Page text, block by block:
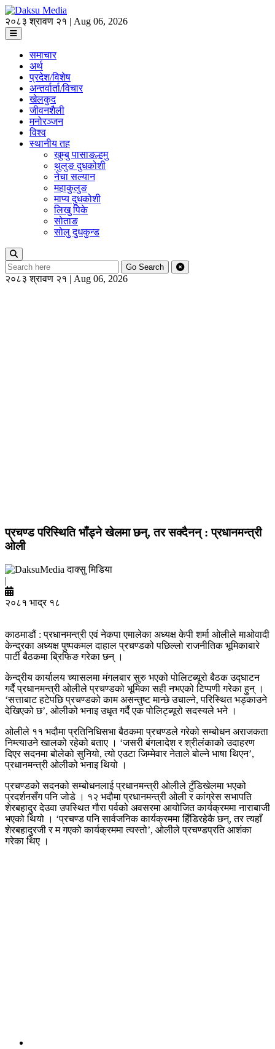
२०८३ श्रावण २१ | Aug 06, 2026
समाचार
अर्थ
प्रदेश/विशेष
अन्तर्वार्ता/विचार
खेलकुद
जीवनशैली
मनोरञ्जन
विश्व
स्थानीय तह
खुम्बु पासाङल्हमु
थुलुङ दुधकोशी
नेचा सल्यान
महाकुलुङ
माप्य दुधकोशी
लिखु पिके
सोताङ
सोलु दुधकुन्ड
Go Search
२०८३ श्रावण २१ | Aug 06, 2026
प्रचण्ड परिस्थिति भाँड्ने खेलमा छन्, तर सक्दैनन् : प्रधानमन्त्री
ओली
दाक्सु मिडिया
|
२०८१ भाद्र १८
काठमाडौं : प्रधानमन्त्री एवं नेकपा एमालेका अध्यक्ष केपी शर्मा ओलीले माओवादी
केन्द्रका अध्यक्ष पुष्पकमल दाहाल प्रचण्डको पछिल्लो राजनीतिक भूमिकाबारे
पार्टी बैठकमा ब्रिफिङ गरेका छन् ।
केन्द्रीय कार्यालय च्यासलमा मंगलबार सुरु भएको पोलिटब्यूरो बैठक उद्घाटन
गर्दै प्रधानमन्त्री ओलीले प्रचण्डको भूमिका सही नभएको टिप्पणी गरेका हुन् ।
‘सत्ताबाट हटेपछि प्रचण्डको काम असन्तुष्ट मान्छे उचाल्ने, परिस्थित भड्काउने
देखिएको छ’, ओलीको भनाइ उधृत गर्दै एक पोलिट्ब्यूरो सदस्यले भने ।
ओलीले ११ भदौमा प्रतिनिधिसभा बैठकमा प्रचण्डले गरेको सम्बोधन अराजकता
निम्त्याउने खालको रहेको बताए । ‘जसरी बंगलादेश र श्रीलंकाको उदाहरण
दिएर सदनमा बोलेको सुनियो, त्यो एउटा जिम्मेवार नेताले बोल्ने भाषा थिएन’,
प्रधानमन्त्री ओलीको भनाइ थियो ।
प्रचण्डको सदनको सम्बोधनलाई प्रधानमन्त्री ओलीले टुँडिखेलमा भएको
प्रदर्शनसँग पनि जोडे । १२ भदौमा प्रधानमन्त्री ओली र कांग्रेस सभापति
शेरबहादुर देउवा उपस्थित गौरा पर्वको अवसरमा आयोजित कार्यक्रममा नाराबाजी
भएको थियो । ‘प्रचण्ड पनि सार्वजनिक कार्यक्रममा हिँडिरहेकै छन्, तर त्यहाँ
शेरबहादुरजी र म गएको कार्यक्रममा त्यस्तो’, ओलीले प्रचण्डप्रति आशंका
गरेका थिए ।